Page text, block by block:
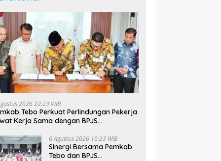
2026 22:23 WIB
Tebo Perkuat Perlindungan Pekerja
Kerja Sama dengan BPJS
6 Agustus 2026 10:23 WIB
Sinergi Bersama Pemkab
Tebo dan BPJS